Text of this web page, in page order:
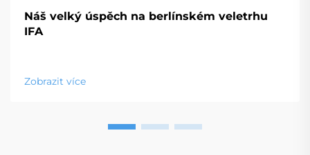
Náš velký úspěch na berlínském veletrhu
IFA
Zobrazit více